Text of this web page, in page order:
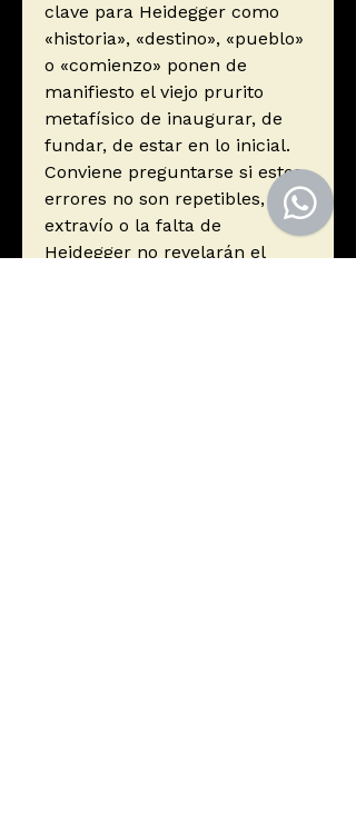
clave para Heidegger como
«historia», «destino», «pueblo»
o «comienzo» ponen de
manifiesto el viejo prurito
metafísico de inaugurar, de
fundar, de estar en lo inicial.
Conviene preguntarse si estos
errores no son repetibles, si el
extravío o la falta de
Heidegger no revelarán el